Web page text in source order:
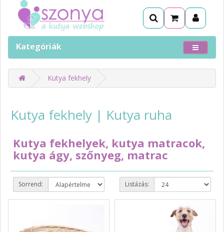
Kategóriák
Kutya fekhely
Kutya fekhely | Kutya ruha
Kutya fekhelyek, kutya matracok,
kutya ágy, szőnyeg, matrac
Sorrend: Listázás: